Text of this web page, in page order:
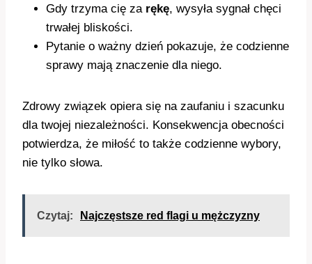
Gdy trzyma cię za rękę, wysyła sygnał chęci
trwałej bliskości.
Pytanie o ważny dzień pokazuje, że codzienne
sprawy mają znaczenie dla niego.
Zdrowy związek opiera się na zaufaniu i szacunku
dla twojej niezależności. Konsekwencja obecności
potwierdza, że miłość to także codzienne wybory,
nie tylko słowa.
Czytaj: Najczęstsze red flagi u mężczyzny